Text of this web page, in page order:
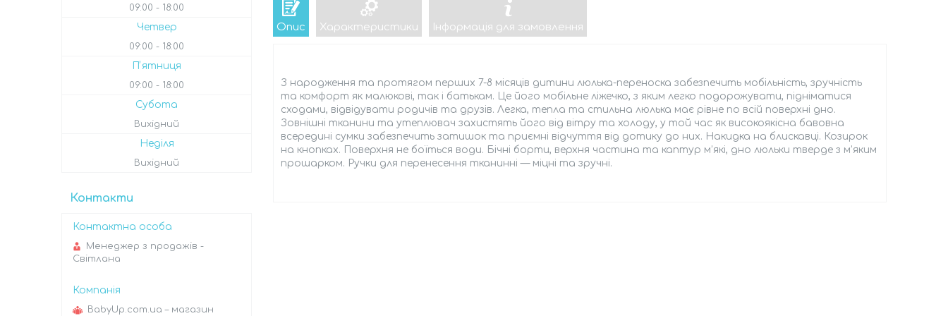
Опис Характеристики Інформація для замовлення
З народження та протягом перших 7-8 місяців дитини люлька-переноска забезпечить мобільність, зручність
та комфорт як малюкові, так і батькам. Це його мобільне ліжечко, з яким легко подорожувати, підніматися
сходами, відвідувати родичів та друзів. Легка, тепла та стильна люлька має рівне по всій поверхні дно.
Зовнішні тканини та утеплювач захистять його від вітру та холоду, у той час як високоякісна бавовна
всередині сумки забезпечить затишок та приємні відчуття від дотику до них. Накидка на блискавці. Козирок
на кнопках. Поверхня не боїться води. Бічні борти, верхня частина та каптур м’які, дно люльки тверде з м’яким
прошарком. Ручки для перенесення тканинні — міцні та зручні.
09:00 18:00
Четвер
09:00 18:00
Пʼятниця
09:00 18:00
Субота
Вихідний
Неділя
Вихідний
Контакти
Менеджер з продажів -
Світлана
BabyUp.com.ua – магазин